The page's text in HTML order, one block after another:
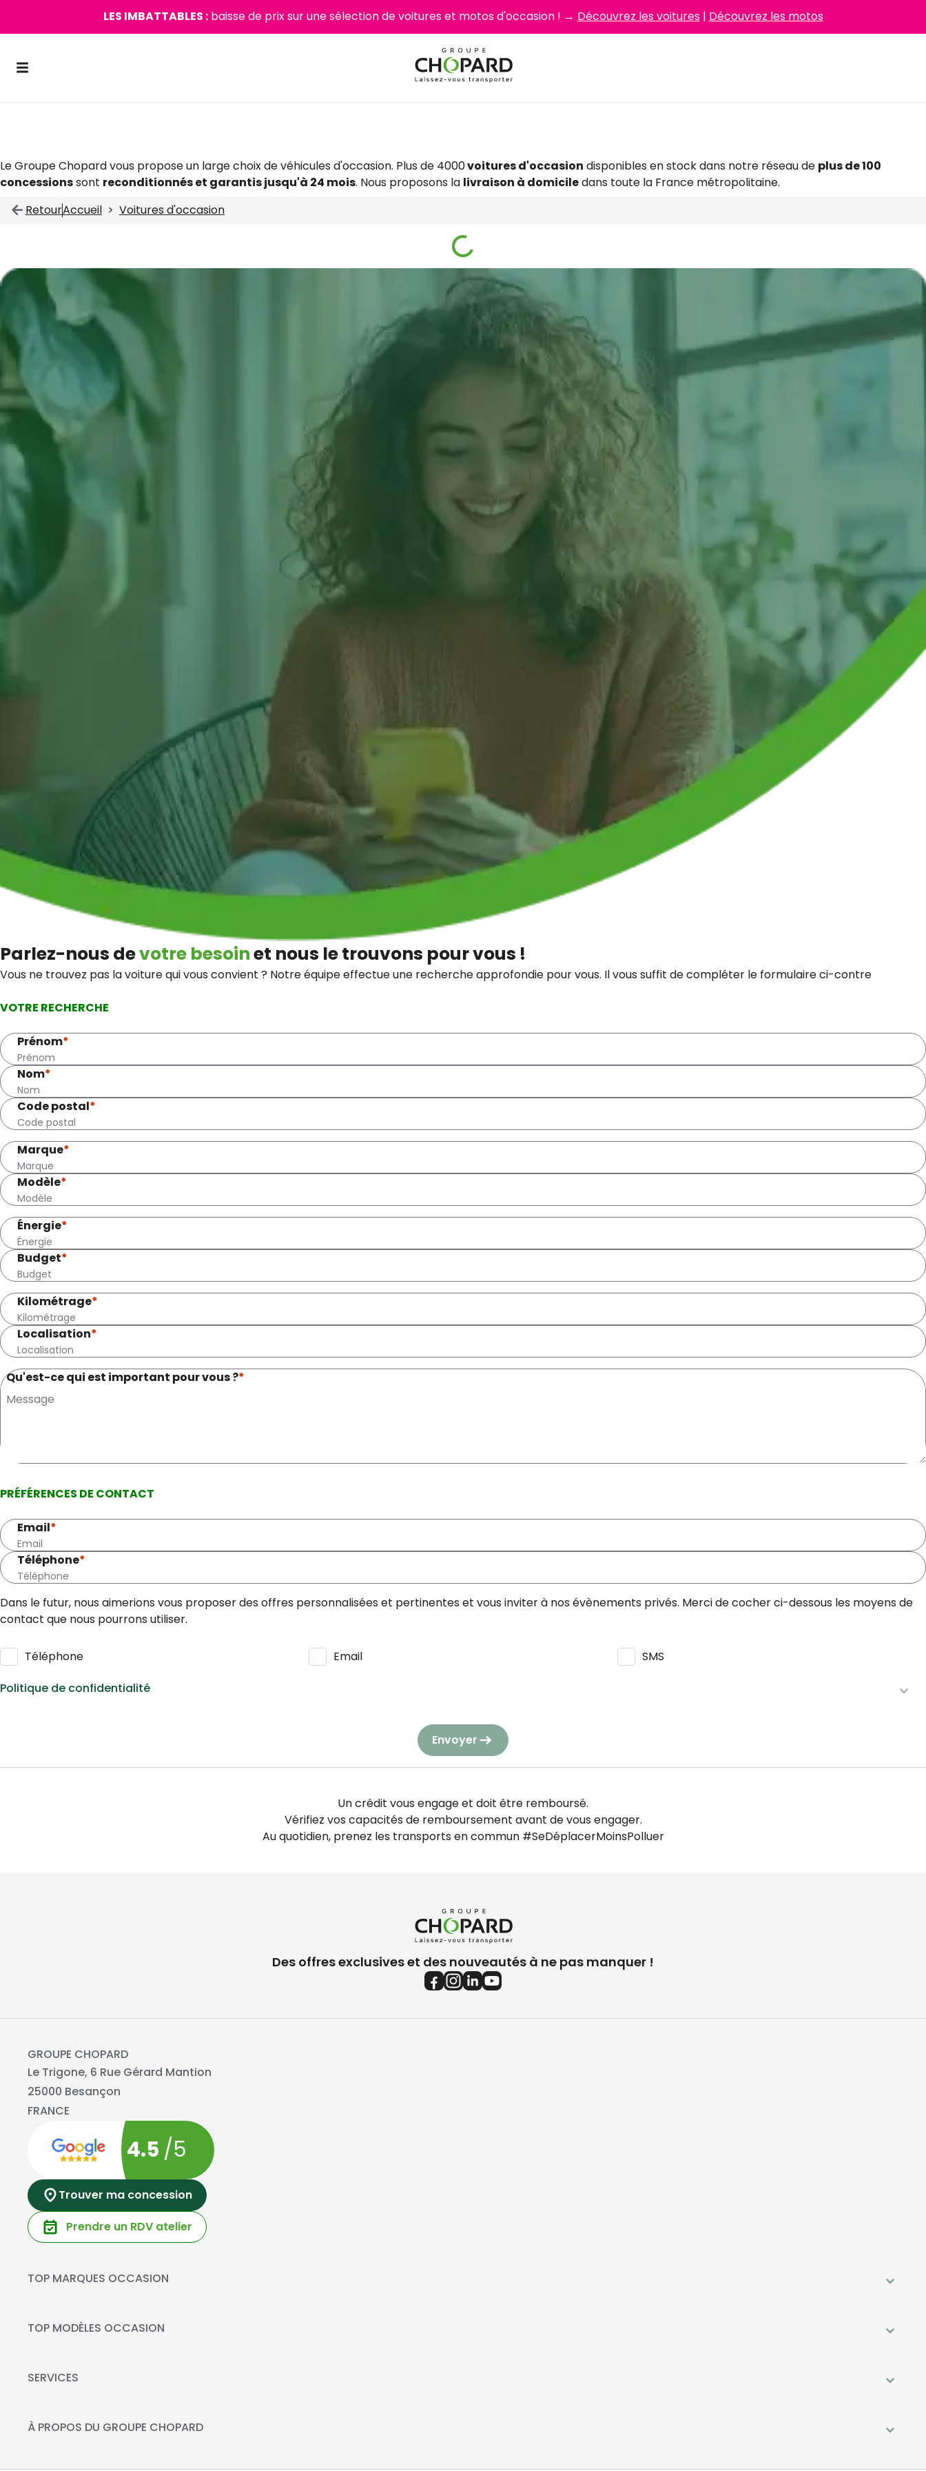
LES IMBATTABLES :baisse de prix sur une sélection de voitures et motos d'occasion ! → Découvrez les voitures| Découvrez les motos
Le Groupe Chopard vous propose un large choix de véhicules d'occasion. Plus de 4000voitures d'occasion disponibles en stock dans notre réseau de plus de 100
concessionssont reconditionnés et garantis jusqu'à 24 mois. Nous proposons la livraison à domiciledans toute la France métropolitaine.
RetourAccueil Voitures d'occasion
Parlez-nous devotre besoinet nous le trouvons pour vous !
Vous ne trouvez pas la voiture qui vous convient ? Notre équipe effectue une recherche approfondie pour vous. Il vous suffit de compléter le formulaire ci-contre
VOTRE RECHERCHE
Prénom*
Nom*
Code postal*
Marque*
Modèle*
Énergie*
Budget*
Kilométrage*
Localisation*
Qu'est-ce qui est important pour vous ?*
PRÉFÉRENCES DE CONTACT
Email*
Téléphone*
Dans le futur, nous aimerions vous proposer des offres personnalisées et pertinentes et vous inviter à nos évènements privés. Merci de cocher ci-dessous les moyens de
contact que nous pourrons utiliser.
Téléphone Email
SMS
Politique de confidentialité
Nous respectons vos données personnelles : elles seront utilisées et traitées conformément à notre
En application de l’article L223-2 du Code de la consommation, vous pouvez vous opposer à tout moment à être démarché par téléphone, en vous inscrivant gratuitement
surhttps://www.bloctel.gouv.fr/.
Envoyer
Un crédit vous engage et doit être remboursé.
Vérifiez vos capacités de remboursement avant de vous engager.
Au quotidien, prenez les transports en commun #SeDéplacerMoinsPolluer
Des offres exclusives et des nouveautés à ne pas manquer !
GROUPE CHOPARD
Le Trigone, 6 Rue Gérard Mantion
25000 Besançon
FRANCE
4.5 /5
Trouver ma concession
Prendre un RDV atelier
TOP MARQUES OCCASION
Mercedes-Benz
Kia
TOP MODÈLES OCCASION
Peugeot 208
SERVICES
Livraison à domicile
La Recharge Chopard
À PROPOS DU GROUPE CHOPARD